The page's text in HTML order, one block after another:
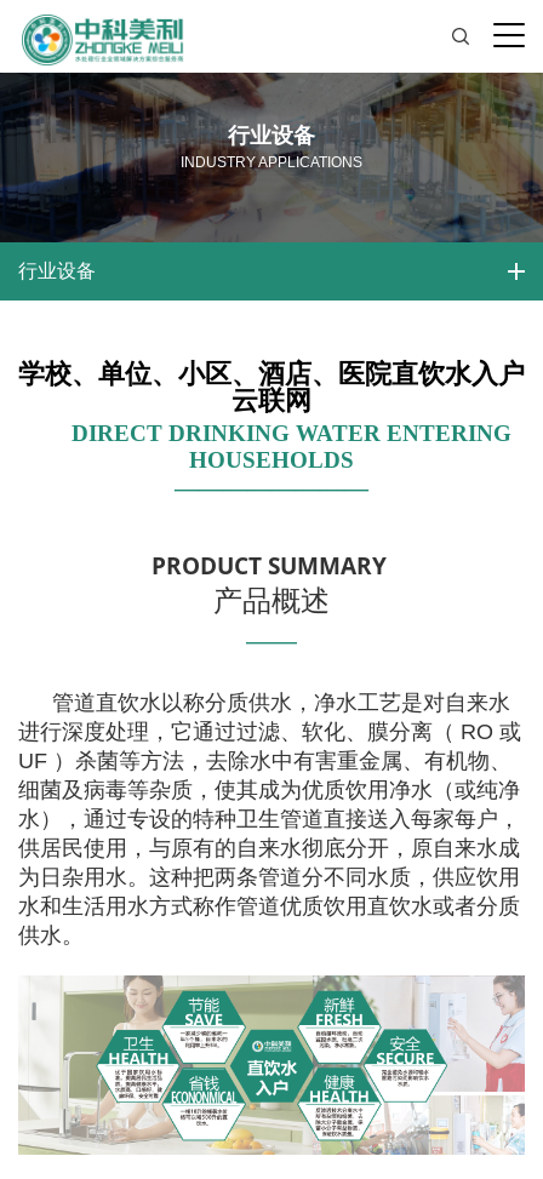
行业设备
INDUSTRY APPLICATIONS
行业设备
学校、单位、小区、酒店、医院直饮水入户
云联网
DIRECT DRINKING WATER ENTERING
HOUSEHOLDS
————————
PRODUCT SUMMARY
产品概述
———
管道直饮水以称分质供水，净水工艺是对自来水
进行深度处理，它通过过滤、软化、膜分离（ RO 或
UF ）杀菌等方法，去除水中有害重金属、有机物、
细菌及病毒等杂质，使其成为优质饮用净水（或纯净
水），通过专设的特种卫生管道直接送入每家每户，
供居民使用，与原有的自来水彻底分开，原自来水成
为日杂用水。这种把两条管道分不同水质，供应饮用
水和生活用水方式称作管道优质饮用直饮水或者分质
供水。